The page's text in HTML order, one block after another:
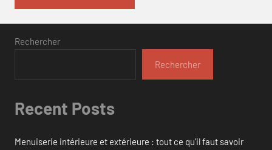
Rechercher
Rechercher
Recent Posts
Menuiserie intérieure et extérieure : tout ce qu’il faut savoir